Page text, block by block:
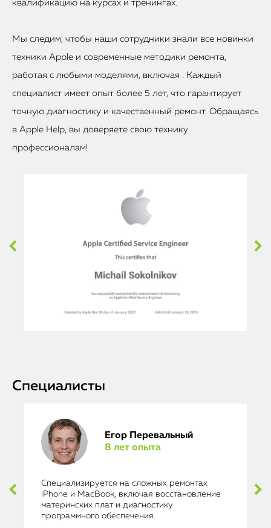
квалификацию на курсах и тренингах.
Мы следим, чтобы наши сотрудники знали все новинки
техники Apple и современные методики ремонта,
работая с любыми моделями, включая . Каждый
специалист имеет опыт более 5 лет, что гарантирует
точную диагностику и качественный ремонт. Обращаясь
в Apple Help, вы доверяете свою технику
профессионалам!
Специалисты
Егор Перевальный
8 лет опыта
Специализируется на сложных ремонтах
iPhone и MacBook, включая восстановление
материнских плат и диагностику
программного обеспечения.